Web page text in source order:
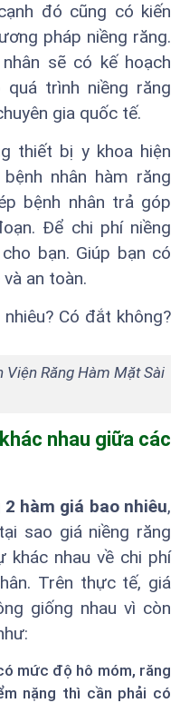
đó cũng có kiến
pháp niềng răng.
sẽ có kế hoạch
trình niềng răng
gia quốc tế.
thiết bị y khoa hiện
nhân hàm răng
bệnh nhân trả góp
Để chi phí niềng
bạn. Giúp bạn có
an toàn.
Viện Răng Hàm Mặt Sài
nhau giữa các
2 hàm giá bao nhiêu,
sao giá niềng răng
khác nhau về chi phí
Trên thực tế, giá
giống nhau vì còn
mức độ hô móm, răng
nặng thì cần phải có